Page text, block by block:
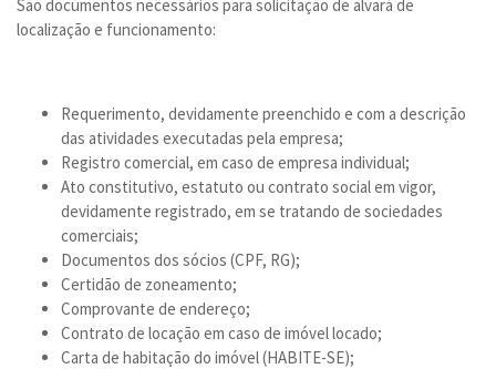
São documentos necessários para solicitação de alvará de
localização e funcionamento:
Requerimento, devidamente preenchido e com a descrição
das atividades executadas pela empresa;
Registro comercial, em caso de empresa individual;
Ato constitutivo, estatuto ou contrato social em vigor,
devidamente registrado, em se tratando de sociedades
comerciais;
Documentos dos sócios (CPF, RG);
Certidão de zoneamento;
Comprovante de endereço;
Contrato de locação em caso de imóvel locado;
Carta de habitação do imóvel (HABITE-SE);